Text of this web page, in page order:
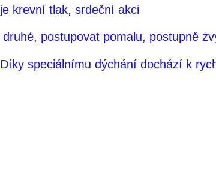
krevní tlak, srdeční akci
postupovat pomalu, postupně
speciálnímu dýchání dochází k